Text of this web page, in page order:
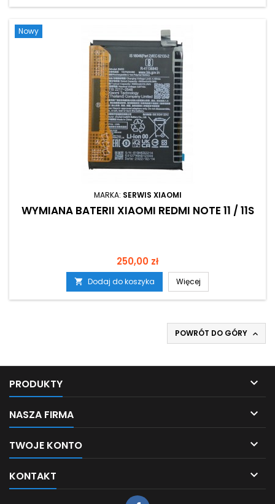
Nowy
MARKA: SERWIS XIAOMI
WYMIANA BATERII XIAOMI REDMI NOTE 11 / 11S
Cena
250,00 zł
 Dodaj do koszyka Więcej
POWRÓT DO GÓRY 
PRODUKTY 
NASZA FIRMA 
TWOJE KONTO 
KONTAKT 